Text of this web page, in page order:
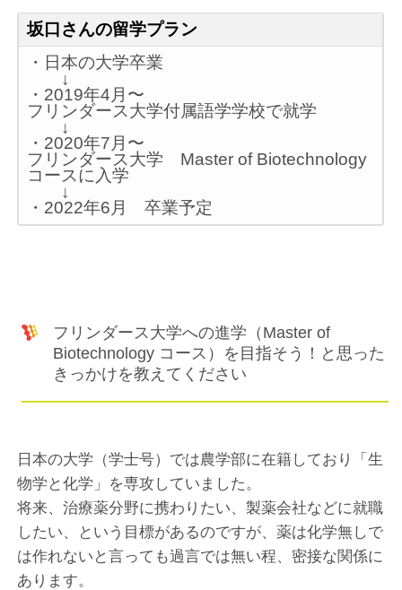
坂口さんの留学プラン
・日本の大学卒業
↓
・2019年4月〜
フリンダース大学付属語学学校で就学
↓
・2020年7月〜
フリンダース大学 Master of Biotechnology
コースに入学
↓
・2022年6月 卒業予定
フリンダース大学への進学（Master of
Biotechnology コース）を目指そう！と思った
きっかけを教えてください
日本の大学（学士号）では農学部に在籍しており「生
物学と化学」を専攻していました。
将来、治療薬分野に携わりたい、製薬会社などに就職
したい、という目標があるのですが、薬は化学無しで
は作れないと言っても過言では無い程、密接な関係に
あります。